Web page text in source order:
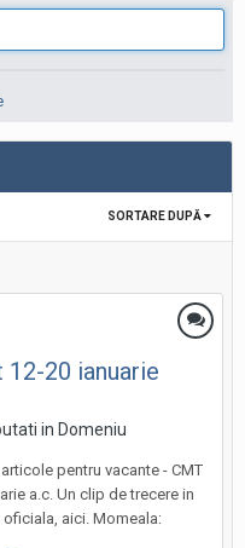
SORTARE DUPĂ
20 ianuarie
in Domeniu
pentru vacante - CMT
a.c. Un clip de trecere in
aici. Momeala: